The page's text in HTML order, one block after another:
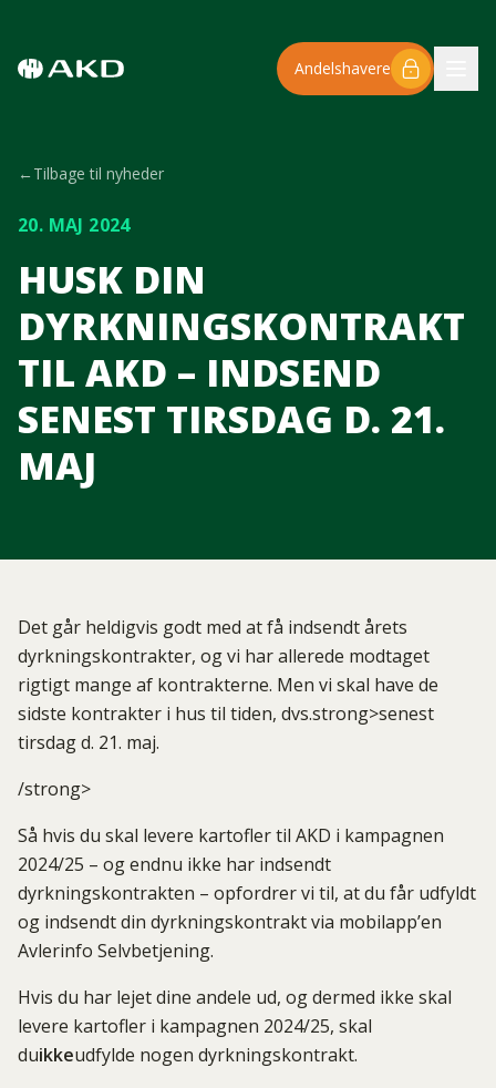
Andelshavere
←Tilbage til nyheder
20. MAJ 2024
HUSK DIN
DYRKNINGSKONTRAKT
TIL AKD – INDSEND
SENEST TIRSDAG D. 21.
MAJ
Det går heldigvis godt med at få indsendt årets
dyrkningskontrakter, og vi har allerede modtaget
rigtigt mange af kontrakterne. Men vi skal have de
sidste kontrakter i hus til tiden, dvs.strong>senest
tirsdag d. 21. maj.
/strong>
Så hvis du skal levere kartofler til AKD i kampagnen
2024/25 – og endnu ikke har indsendt
dyrkningskontrakten – opfordrer vi til, at du får udfyldt
og indsendt din dyrkningskontrakt via mobilapp’en
Avlerinfo Selvbetjening.
Hvis du har lejet dine andele ud, og dermed ikke skal
levere kartofler i kampagnen 2024/25, skal
duikkeudfylde nogen dyrkningskontrakt.